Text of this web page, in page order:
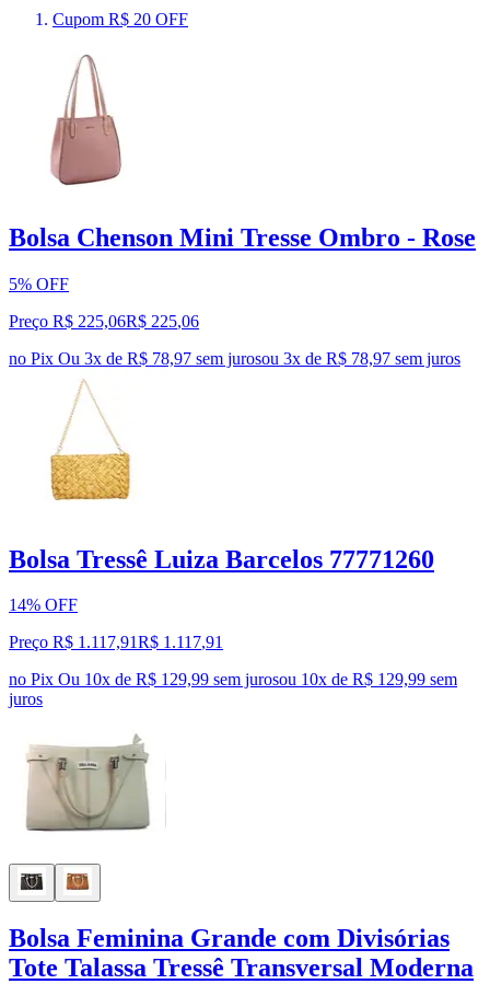
Cupom R$ 20 OFF
Bolsa Chenson Mini Tresse Ombro - Rose
5% OFF
Preço R$ 225,06R$ 225,06
no Pix Ou 3x de R$ 78,97 sem jurosou 3x de R$ 78,97 sem juros
Bolsa Tressê Luiza Barcelos 77771260
14% OFF
Preço R$ 1.117,91R$ 1.117,91
no Pix Ou 10x de R$ 129,99 sem jurosou 10x de R$ 129,99 sem
juros
Bolsa Feminina Grande com Divisórias
Tote Talassa Tressê Transversal Moderna